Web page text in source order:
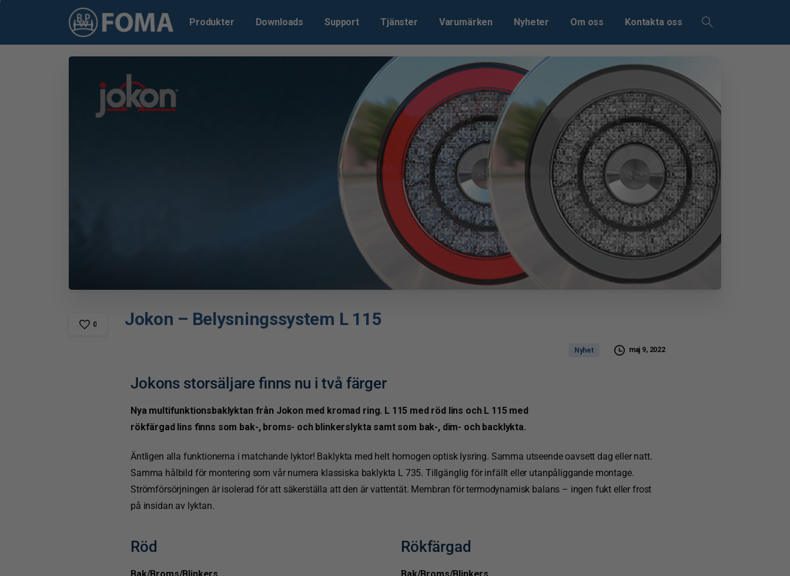
Produkter Downloads Support Tjänster Varumärken Nyheter Om oss Kontakta oss
0 Jokon – Belysningssystem L 115
Nyhet maj 9, 2022
Jokons storsäljare finns nu i två färger
Nya multifunktionsbaklyktan från Jokon med kromad ring. L 115 med röd lins och L 115 med
rökfärgad lins finns som bak-, broms- och blinkerslykta samt som bak-, dim- och backlykta.
Äntligen alla funktionerna i matchande lyktor! Baklykta med helt homogen optisk lysring. Samma utseende oavsett dag eller natt.
Samma hålbild för montering som vår numera klassiska baklykta L 735. Tillgänglig för infällt eller utanpåliggande montage.
Strömförsörjningen är isolerad för att säkerställa att den är vattentät. Membran för termodynamisk balans – ingen fukt eller frost
på insidan av lyktan.
Röd Rökfärgad